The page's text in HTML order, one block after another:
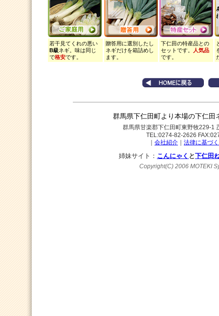
若干見てくれの悪い
B級ネギ。味は同じ
で格安です。
贈答用に選別したし
ネギだけを箱詰めし
ます。
下仁田の特産品との
セットです。
人気品
です。
群馬県下仁田町より本場の下仁田
群馬県甘楽郡下仁田町東野牧229-
TEL:0274-82-2626
会社紹介 法律に基づ
姉妹サイト： こんにゃく と下仁田
Copyright(C) 2006 MOTEKI